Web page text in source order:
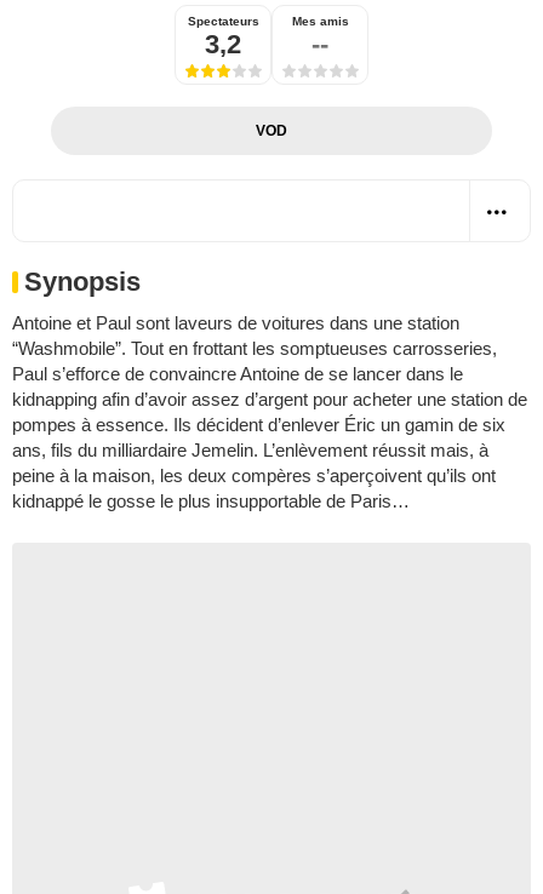
Spectateurs
3,2
Mes amis
--
VOD
Synopsis
Antoine et Paul sont laveurs de voitures dans une station
“Washmobile”. Tout en frottant les somptueuses carrosseries,
Paul s’efforce de convaincre Antoine de se lancer dans le
kidnapping afin d’avoir assez d’argent pour acheter une station de
pompes à essence. Ils décident d’enlever Éric un gamin de six
ans, fils du milliardaire Jemelin. L’enlèvement réussit mais, à
peine à la maison, les deux compères s’aperçoivent qu’ils ont
kidnappé le gosse le plus insupportable de Paris…